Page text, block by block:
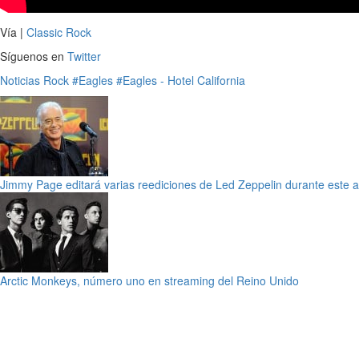
Vía | Classic Rock
Síguenos en Twitter
Noticias Rock #Eagles #Eagles - Hotel California
Jimmy Page editará varias reediciones de Led Zeppelin durante este
Arctic Monkeys, número uno en streaming del Reino Unido